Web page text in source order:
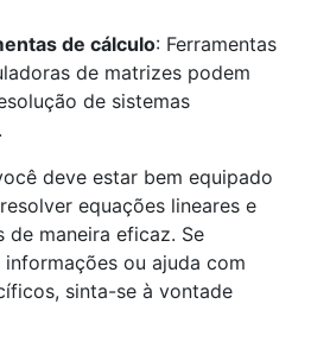
de cálculo: Ferramentas
de matrizes podem
de sistemas
deve estar bem equipado
equações lineares e
de maneira eficaz. Se
ou ajuda com
sinta-se à vontade